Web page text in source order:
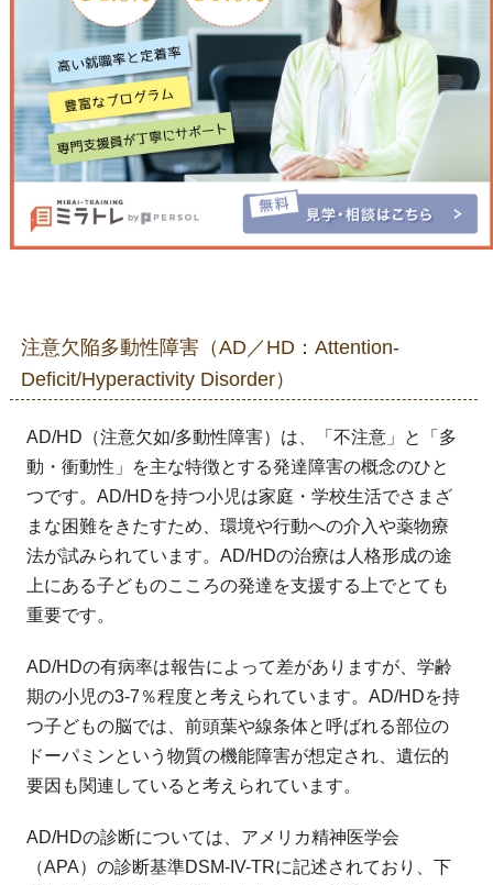
注意欠陥多動性障害（AD／HD：Attention-
Deficit/Hyperactivity Disorder）
AD/HD（注意欠如/多動性障害）は、「不注意」と「多
動・衝動性」を主な特徴とする発達障害の概念のひと
つです。AD/HDを持つ小児は家庭・学校生活でさまざ
まな困難をきたすため、環境や行動への介入や薬物療
法が試みられています。AD/HDの治療は人格形成の途
上にある子どものこころの発達を支援する上でとても
重要です。
AD/HDの有病率は報告によって差がありますが、学齢
期の小児の3-7％程度と考えられています。AD/HDを持
つ子どもの脳では、前頭葉や線条体と呼ばれる部位の
ドーパミンという物質の機能障害が想定され、遺伝的
要因も関連していると考えられています。
AD/HDの診断については、アメリカ精神医学会
（APA）の診断基準DSM-IV-TRに記述されており、下